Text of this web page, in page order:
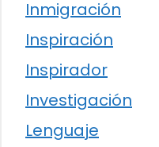
Inmigración
Inspiración
Inspirador
Investigación
Lenguaje